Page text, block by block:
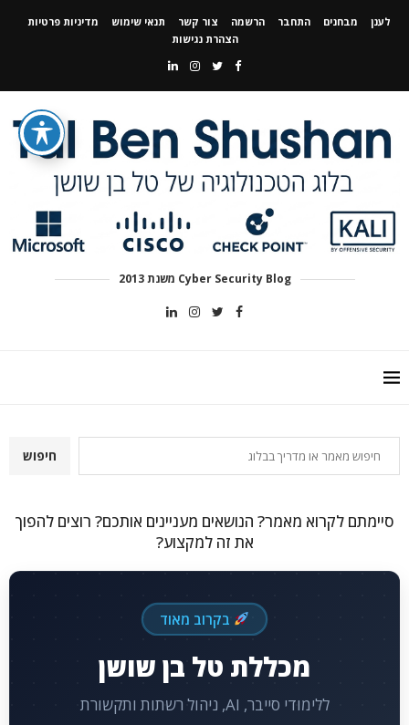
לענן מבחנים התחבר הרשמה צור קשר תנאי שימוש
מדיניות פרטיות
הצהרת נגישות
Cyber Security Blog משנת 2013
חיפוש
סיימתם לקרוא מאמר? הנושאים מעניינים אותכם? רוצים להפוך
את זה למקצוע?
בקרוב מאוד
מכללת טל בן שושן
ללימודי סייבר, AI, ניהול רשתות ותקשורת